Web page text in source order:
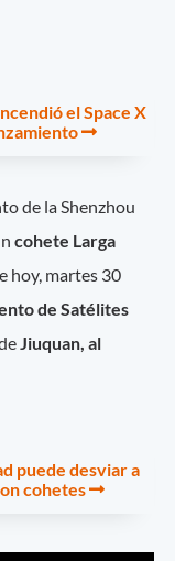
el Space X
de la Shenzhou
cohete Larga
hoy, martes 30
de Satélites
Jiuquan, al
puede desviar a
cohetes